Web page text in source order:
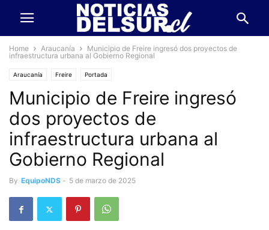
Home Araucanía
Municipio de Freire ingresó dos proyectos de
infraestructura urbana al Gobierno Regional
Araucanía Freire Portada
Municipio de Freire ingresó
dos proyectos de
infraestructura urbana al
Gobierno Regional
By EquipoNDS - 5 de marzo de 2025